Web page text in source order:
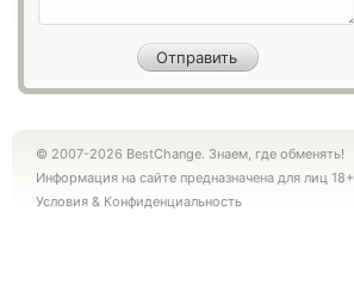
© 2007-2026 BestChange. Знаем, где обменять!
Информация на сайте предназначена для лиц 18+
Условия & Конфиденциальность